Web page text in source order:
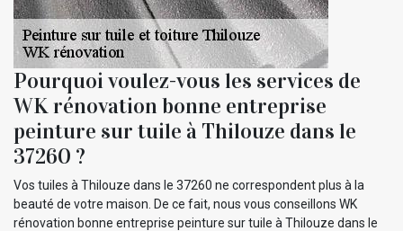
Pourquoi voulez-vous les services de
WK rénovation bonne entreprise
peinture sur tuile à Thilouze dans le
37260 ?
Vos tuiles à Thilouze dans le 37260 ne correspondent plus à la
beauté de votre maison. De ce fait, nous vous conseillons WK
rénovation bonne entreprise peinture sur tuile à Thilouze dans le